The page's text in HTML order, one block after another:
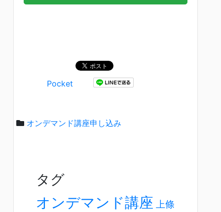
Pocket
オンデマンド講座申し込み
タグ
オンデマンド講座 上條